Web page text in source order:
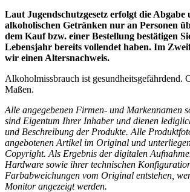
Laut Jugendschutzgesetz erfolgt die
alkoholischen Getränken nur an Personen
dem Kauf bzw. einer Bestellung bestätigen
Lebensjahr bereits vollendet haben. Im
wir einen Altersnachweis.
Alkoholmissbrauch ist gesundheitsgefährdend.
Maßen.
Alle angegebenen Firmen- und Markennamen
sind Eigentum Ihrer Inhaber und dienen
und Beschreibung der Produkte. Alle
angebotenen Artikel im Original und
Copyright. Als Ergebnis der digitalen
Hardware sowie ihrer technischen
Farbabweichungen vom Original entstehen,
Monitor angezeigt werden.